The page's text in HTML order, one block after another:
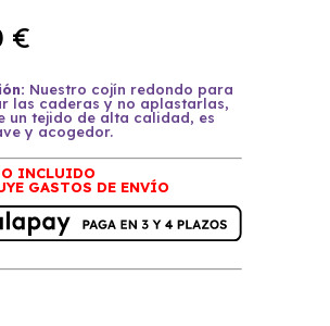
€
Nuestro cojín redondo para
las caderas y no aplastarlas,
un tejido de alta calidad, es
y acogedor.
INCLUIDO
GASTOS DE ENVÍO